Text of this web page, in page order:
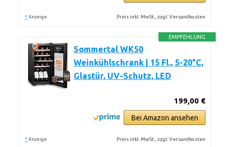
* Anzeige Preis inkl. MwSt., zzgl. Versandkosten
EMPFEHLUNG
Sommertal WK50
Weinkühlschrank | 15 Fl., 5-20°C,
Glastür, UV-Schutz, LED
199,00 €
Bei Amazon ansehen
* Anzeige Preis inkl. MwSt., zzgl. Versandkosten